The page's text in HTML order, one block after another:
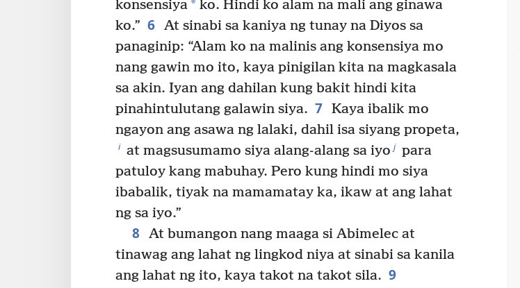
konsensiya* ko. Hindi ko alam na mali ang ginawa
ko.” 6 At sinabi sa kaniya ng tunay na Diyos sa
panaginip: “Alam ko na malinis ang konsensiya mo
nang gawin mo ito, kaya pinigilan kita na magkasala
sa akin. Iyan ang dahilan kung bakit hindi kita
pinahintulutang galawin siya. 7 Kaya ibalik mo
ngayon ang asawa ng lalaki, dahil isa siyang propeta,
i at magsusumamo siya alang-alang sa iyo j para
patuloy kang mabuhay. Pero kung hindi mo siya
ibabalik, tiyak na mamamatay ka, ikaw at ang lahat
ng sa iyo.”
8 At bumangon nang maaga si Abimelec at
tinawag ang lahat ng lingkod niya at sinabi sa kanila
ang lahat ng ito, kaya takot na takot sila. 9